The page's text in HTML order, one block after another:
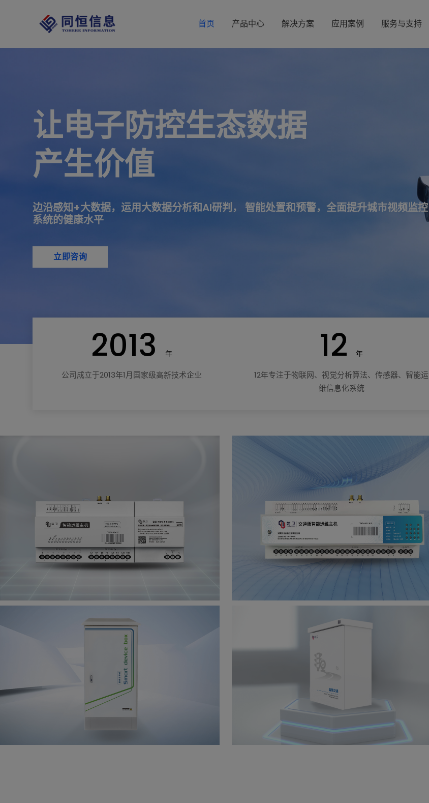
首页 产品中心 解决方案 应用案例 服务与支持
让电子防控生态数据
产生价值
边沿感知+大数据，运用大数据分析和AI研判， 智能处置和预警，全面提升城市视频监控
系统的健康水平
立即咨询
2013 年
公司成立于2013年1月国家级高新技术企业
12 年
12年专注于物联网、视觉分析算法、传感器、智能运
维信息化系统
御·前卫智能运维主机 御·前卫智能运维主机
智能设备箱